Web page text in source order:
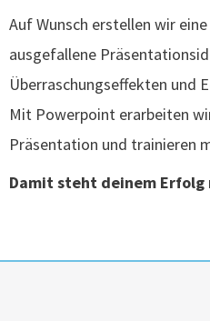
Auf Wunsch erstellen wir
ausgefallene
Überraschungseffekten und
Mit Powerpoint erarbeiten
Präsentation und trainieren
Damit steht deinem Erfolg